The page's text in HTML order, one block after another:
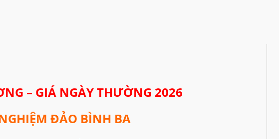
– GIÁ NGÀY THƯỜNG 2026
ỆM ĐẢO BÌNH BA